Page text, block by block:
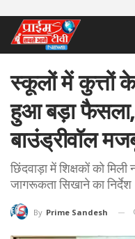
स्कूलों में कुत्तों
हुआ बड़ा फैसला,
बाउंड्रीवॉल
छिंदवाड़ा में शिक्षकों को मिली
जागरूकता सिखाने का निर्देश
By Prime Sandesh